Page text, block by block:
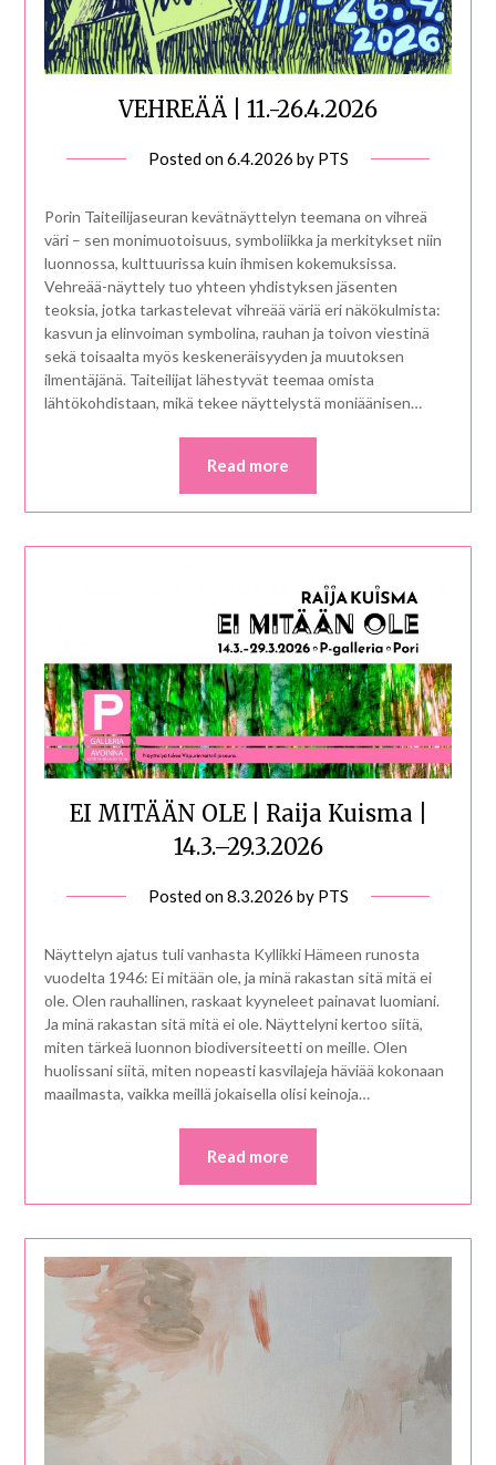
VEHREÄÄ | 11.-26.4.2026
Posted on6.4.2026 by PTS
Porin Taiteilijaseuran kevätnäyttelyn teemana on vihreä
väri – sen monimuotoisuus, symboliikka ja merkitykset niin
luonnossa, kulttuurissa kuin ihmisen kokemuksissa.
Vehreää-näyttely tuo yhteen yhdistyksen jäsenten
teoksia, jotka tarkastelevat vihreää väriä eri näkökulmista:
kasvun ja elinvoiman symbolina, rauhan ja toivon viestinä
sekä toisaalta myös keskeneräisyyden ja muutoksen
ilmentäjänä. Taiteilijat lähestyvät teemaa omista
lähtökohdistaan, mikä tekee näyttelystä moniäänisen…
Read more
EI MITÄÄN OLE | Raija Kuisma |
14.3.–29.3.2026
Posted on8.3.2026 by PTS
Näyttelyn ajatus tuli vanhasta Kyllikki Hämeen runosta
vuodelta 1946: Ei mitään ole, ja minä rakastan sitä mitä ei
ole. Olen rauhallinen, raskaat kyyneleet painavat luomiani.
Ja minä rakastan sitä mitä ei ole. Näyttelyni kertoo siitä,
miten tärkeä luonnon biodiversiteetti on meille. Olen
huolissani siitä, miten nopeasti kasvilajeja häviää kokonaan
maailmasta, vaikka meillä jokaisella olisi keinoja…
Read more